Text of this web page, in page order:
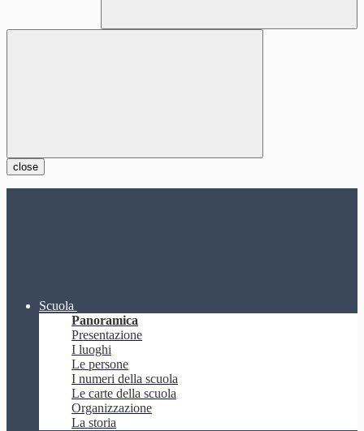
close
Scuola
Panoramica
Presentazione
I luoghi
Le persone
I numeri della scuola
Le carte della scuola
Organizzazione
La storia